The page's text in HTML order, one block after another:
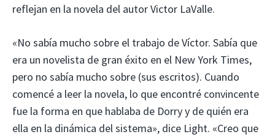
reflejan en la novela del autor Victor LaValle.
«No sabía mucho sobre el trabajo de Víctor. Sabía que
era un novelista de gran éxito en el New York Times,
pero no sabía mucho sobre (sus escritos). Cuando
comencé a leer la novela, lo que encontré convincente
fue la forma en que hablaba de Dorry y de quién era
ella en la dinámica del sistema», dice Light. «Creo que